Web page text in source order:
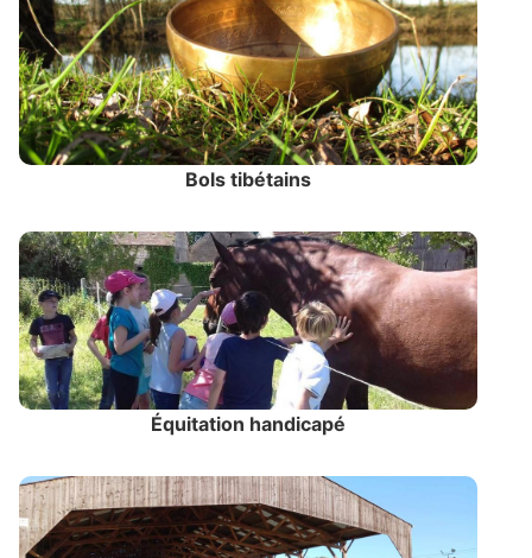
Bols tibétains
Équitation handicapé